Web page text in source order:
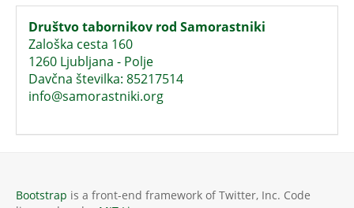
Društvo tabornikov rod Samorastniki
Zaloška cesta 160
1260 Ljubljana - Polje
Davčna številka: 85217514
info@samorastniki.org
Bootstrap is a front-end framework of Twitter, Inc. Code